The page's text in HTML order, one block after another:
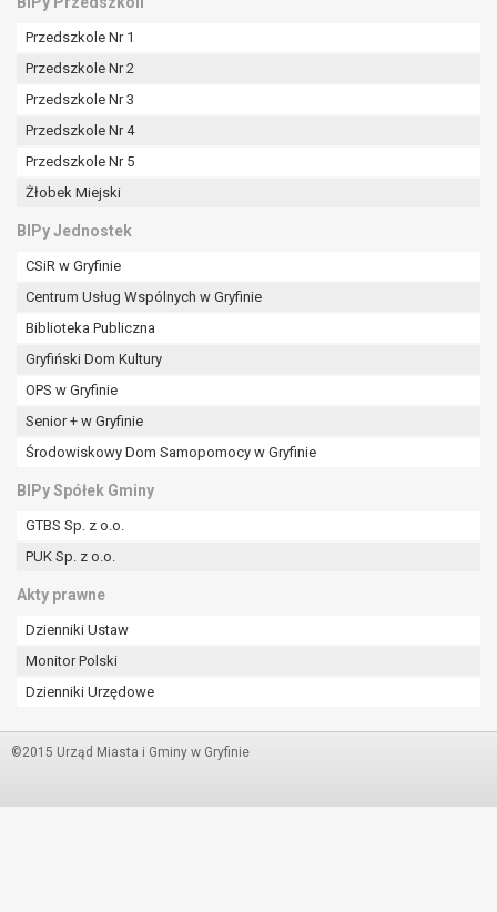
Przedszkole Nr 1
Przedszkole Nr 2
Przedszkole Nr 3
Przedszkole Nr 4
Przedszkole Nr 5
Żłobek Miejski
BIPy Jednostek
CSiR w Gryfinie
Centrum Usług Wspólnych w Gryfinie
Biblioteka Publiczna
Gryfiński Dom Kultury
OPS w Gryfinie
Senior + w Gryfinie
Środowiskowy Dom Samopomocy w Gryfinie
BIPy Spółek Gminy
GTBS Sp. z o.o.
PUK Sp. z o.o.
Akty prawne
Dzienniki Ustaw
Monitor Polski
Dzienniki Urzędowe
©2015 Urząd Miasta i Gminy w Gryfinie